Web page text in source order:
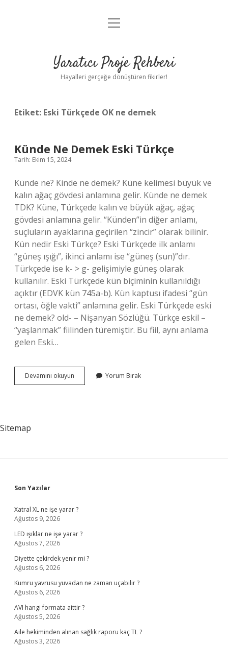
Anasayfa
Yasal Uyarı
menüyü
Yaratıcı Proje Rehberi
Hayalleri gerçeğe dönüştüren fikirler!
Etiket: Eski Türkçede OK ne demek
Künde Ne Demek Eski Türkçe
Tarih: Ekim 15, 2024
Künde ne? Kinde ne demek? Küne kelimesi büyük ve
kalın ağaç gövdesi anlamına gelir. Künde ne demek
TDK? Küne, Türkçede kalın ve büyük ağaç, ağaç
gövdesi anlamına gelir. “Künden”in diğer anlamı,
suçluların ayaklarına geçirilen “zincir” olarak bilinir.
Kün nedir Eski Türkçe? Eski Türkçede ilk anlamı
“güneş ışığı”, ikinci anlamı ise “güneş (sun)”dır.
Türkçede ise k- > g- gelişimiyle güneş olarak
kullanılır. Eski Türkçede kün biçiminin kullanıldığı
açıktır (EDVK kün 745a-b). Kün kaptusı ifadesi “gün
ortası, öğle vakti” anlamına gelir. Eski Türkçede eski
ne demek? old- – Nişanyan Sözlüğü. Türkçe eskil –
“yaşlanmak” fiilinden türemiştir. Bu fiil, aynı anlama
gelen Eski…
Devamını okuyun
Ne
Yorum Bırak
Sitemap
Sidebar
Son Yazılar
Xatral XL ne işe yarar ?
Ağustos 9, 2026
LED ışıklar ne işe yarar ?
Ağustos 7, 2026
Diyette çekirdek yenir mi ?
Ağustos 6, 2026
Kumru yavrusu yuvadan ne zaman uçabilir ?
Ağustos 6, 2026
AVI hangi formata aittir ?
Ağustos 5, 2026
Aile hekiminden alınan sağlık raporu kaç TL ?
Ağustos 3, 2026